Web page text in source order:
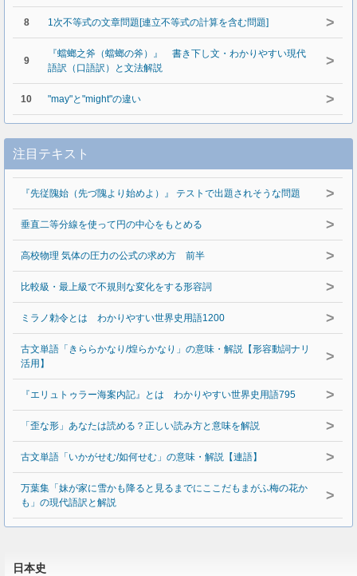
8 1次不等式の文章問題[連立不等式の計算を含む問題] >
9
『蟷螂之斧（蟷螂の斧）』 書き下し文・わかりやすい現代
語訳（口語訳）と文法解説
>
10 "may"と"might"の違い >
注目テキスト
『先従隗始（先づ隗より始めよ）』 テストで出題されそうな問題 >
垂直二等分線を使って円の中心をもとめる >
高校物理 気体の圧力の公式の求め方 前半 >
比較級・最上級で不規則な変化をする形容詞 >
ミラノ勅令とは わかりやすい世界史用語1200 >
古文単語「きららかなり/煌らかなり」の意味・解説【形容動詞ナリ
活用】
>
『エリュトゥラー海案内記』とは わかりやすい世界史用語795 >
「歪な形」あなたは読める？正しい読み方と意味を解説 >
古文単語「いかがせむ/如何せむ」の意味・解説【連語】 >
万葉集「妹が家に雪かも降ると見るまでにここだもまがふ梅の花か
も」の現代語訳と解説
>
日本史